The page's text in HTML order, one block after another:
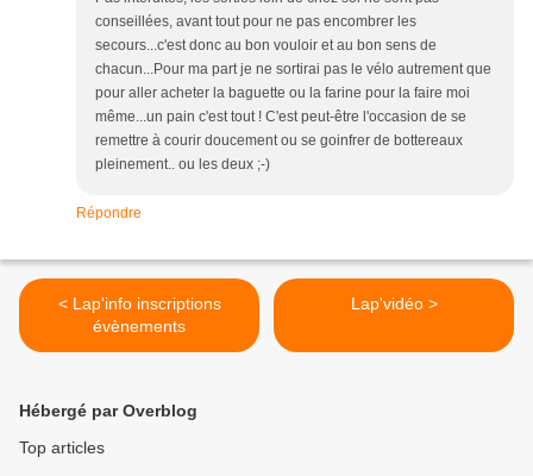
conseillées, avant tout pour ne pas encombrer les
secours...c'est donc au bon vouloir et au bon sens de
chacun...Pour ma part je ne sortirai pas le vélo autrement que
pour aller acheter la baguette ou la farine pour la faire moi
même...un pain c'est tout ! C'est peut-être l'occasion de se
remettre à courir doucement ou se goinfrer de bottereaux
pleinement.. ou les deux ;-)
Répondre
< Lap'info inscriptions
évènements
Lap'vidéo >
Hébergé par Overblog
Top articles